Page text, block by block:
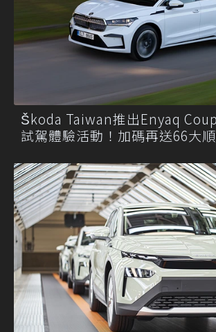
Škoda Taiwan推出Enyaq
試駕體驗活動！加碼再送66大